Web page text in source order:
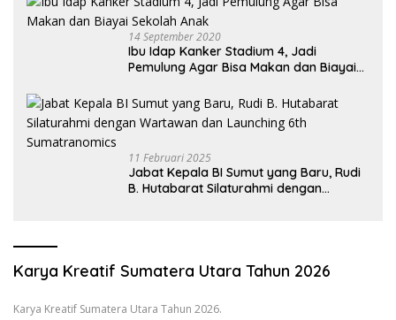
14 September 2020
Ibu Idap Kanker Stadium 4, Jadi
Pemulung Agar Bisa Makan dan Biayai
11 Februari 2025
Jabat Kepala BI Sumut yang Baru, Rudi
B. Hutabarat Silaturahmi dengan
Karya Kreatif Sumatera Utara Tahun 2026
Karya Kreatif Sumatera Utara Tahun 2026.